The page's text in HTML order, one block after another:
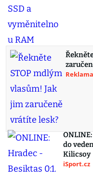
Reklama
do
Kilicsoy
iSport.cz